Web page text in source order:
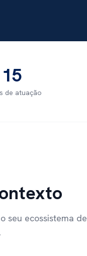
15
de atuação
seu ecossistema de